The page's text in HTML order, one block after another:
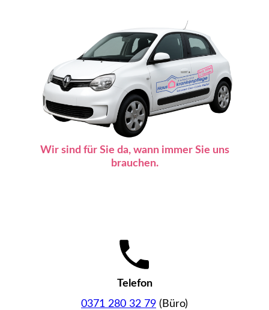
Wir sind für Sie da, wann immer Sie uns
brauchen.
Telefon
0371 280 32 79 (Büro)